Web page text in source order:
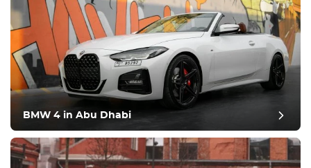
BMW 4 in Abu Dhabi